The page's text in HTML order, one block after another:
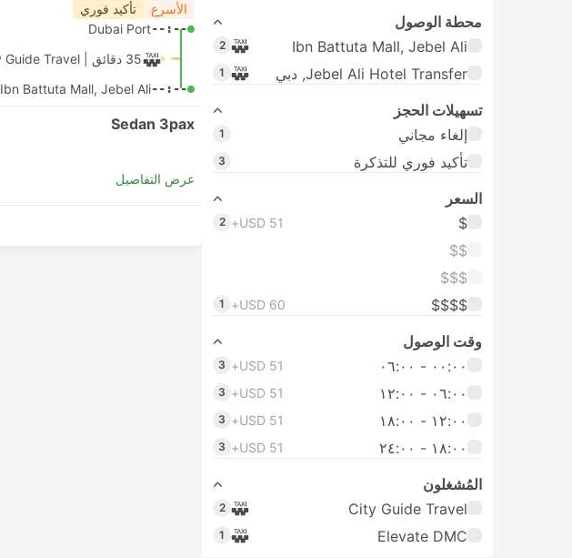
محطة الوصول
Ibn Battuta Mall, Jebel Ali
2
Jebel Ali Hotel Transfer, دبي 1
تسهيلات الحجز
إلغاء مجاني
1
تأكيد فوري للتذكرة 3
السعر
$
USD 51+
2
$$
$$$
$$$$
USD 60+
1
وقت الوصول
٠٠:٠٠ ‏- ٠٦:٠٠
USD 51+
3
٠٦:٠٠ ‏- ١٢:٠٠ USD 51+
3
١٢:٠٠ ‏- ١٨:٠٠ USD 51+
3
١٨:٠٠ ‏-‏ ٢٤:٠٠ USD 51+
3
المُشغلون
City Guide Travel
2
Elevate DMC
1
الأسرع تأكيد فوري
--:--
Dubai Port
‫35 دقائق
--:--
Ibn Battuta Mall, Jebel Ali
Sedan 3pax
عرض التفاصيل